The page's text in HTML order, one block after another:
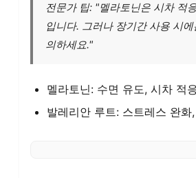
전문가 팁: "멜라토닌은 시차 적
입니다. 그러나 장기간 사용 시
의하세요."
멜라토닌: 수면 유도, 시차 적
발레리안 루트: 스트레스 완